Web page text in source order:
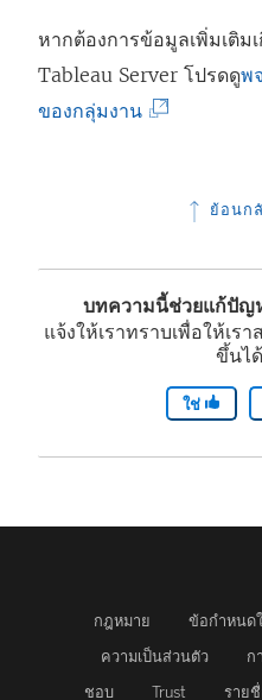
หากต้องการข้อมูลเพิ่มเติม
Tableau Server โปรดดูพ
ของกลุ่มงาน(
เ
า
ย้อนก
บทความนี้ช่วยแก้ปัญ
แจ้งให้เราทราบเพื่อให้เร
ขึ้นไ
ใช่
กฎหมาย ข้อกำหนด
ความเป็นส่วนตัว
ก
ชอบ
Trust ราย